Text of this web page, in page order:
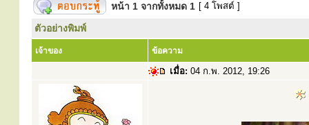
หน้า 1 จากทั้งหมด 1 [ 4 โพสต์ ]
ตัวอย่างพิมพ์
เจ้าของ ข้อความ
เมื่อ: 04 ก.พ. 2012, 19:26